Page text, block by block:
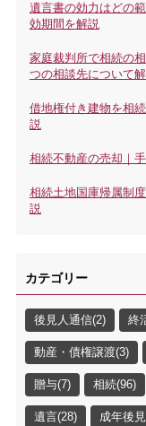
遺言書の効力はどの
効期間を解説
家庭裁判所で相続の
つの相談先について
借地権付き建物を相
説
相続不動産の売却｜
相続土地国庫帰属制
説
カテゴリー
後見人通信(2) 終
動産・債権譲渡(3)
贈与(7) 相続(96)
遺言(28) 成年後